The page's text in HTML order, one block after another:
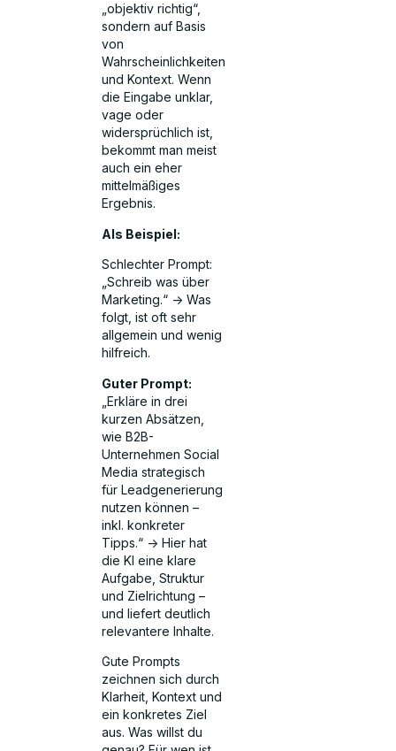
„objektiv richtig“,
sondern auf Basis
von
Wahrscheinlichkeiten
und Kontext. Wenn
die Eingabe unklar,
vage oder
widersprüchlich ist,
bekommt man meist
auch ein eher
mittelmäßiges
Ergebnis.
Als Beispiel:
Schlechter Prompt:
„Schreib was über
Marketing.“ -> Was
folgt, ist oft sehr
allgemein und wenig
hilfreich.
Guter Prompt:
„Erkläre in drei
kurzen Absätzen,
wie B2B-
Unternehmen Social
Media strategisch
für Leadgenerierung
nutzen können –
inkl. konkreter
Tipps.“ -> Hier hat
die KI eine klare
Aufgabe, Struktur
und Zielrichtung –
und liefert deutlich
relevantere Inhalte.
Gute Prompts
zeichnen sich durch
Klarheit, Kontext und
ein konkretes Ziel
aus. Was willst du